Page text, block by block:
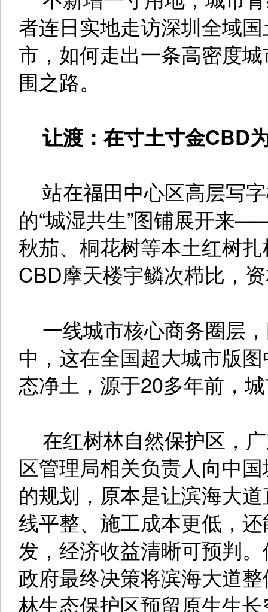
者连日实地走访深圳全域
市，如何走出一条高密度
围之路。
让渡：在寸土寸金CBD
站在福田中心区高层写
的“城湿共生”图铺展开来
秋茄、桐花树等本土红树
CBD摩天楼宇鳞次栉比，
一线城市核心商务圈层
中，这在全国超大城市版
态净土，源于20多年前，
在红树林自然保护区，
区管理局相关负责人向中
的规划，原本是让滨海大
线平整、施工成本更低，
发，经济收益清晰可预判
政府最终决策将滨海大道
林生态保护区预留原生生